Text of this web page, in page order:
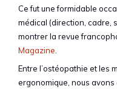
Ce fut une formidable
médical (direction, cadre,
montrer la revue
Magazine
Entre l’ostéopathie et les
ergonomique, nous